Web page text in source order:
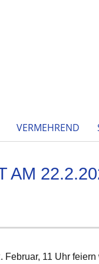
VERMEHREND
AM
Februar, 11 Uhr feiern